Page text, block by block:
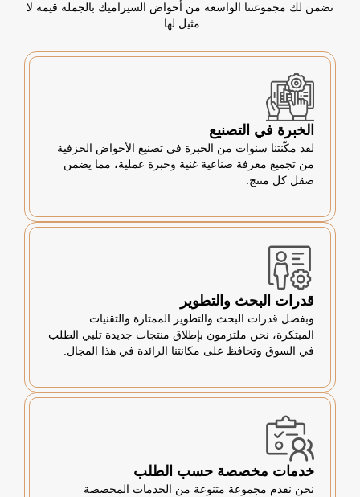
تضمن لك مجموعتنا الواسعة من أحواض السيراميك بالجملة قيمة لا
مثيل لها.
الخبرة في التصنيع
لقد مكّنتنا سنوات من الخبرة في تصنيع الأحواض الخزفية
من تجميع معرفة صناعية غنية وخبرة عملية، مما يضمن
صقل كل منتج.
قدرات البحث والتطوير
وبفضل قدرات البحث والتطوير الممتازة والتقنيات
المبتكرة، نحن ملتزمون بإطلاق منتجات جديدة تلبي الطلب
في السوق وتحافظ على مكانتنا الرائدة في هذا المجال.
خدمات مخصصة حسب الطلب
نحن نقدم مجموعة متنوعة من الخدمات المخصصة